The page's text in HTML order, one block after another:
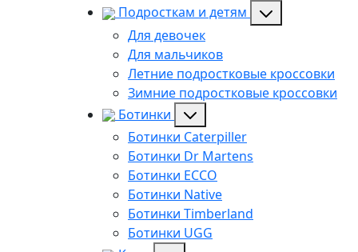
Подросткам и детям
Для девочек
Для мальчиков
Летние подростковые кроссовки
Зимние подростковые кроссовки
Ботинки
Ботинки Caterpiller
Ботинки Dr Martens
Ботинки ECCO
Ботинки Native
Ботинки Timberland
Ботинки UGG